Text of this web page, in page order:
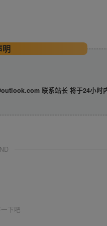
明
联系站长 将于24小时
下吧